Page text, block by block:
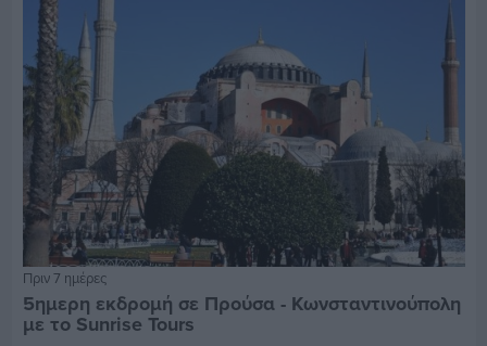
Πριν 7 ημέρες
5ημερη εκδρομή σε Προύσα - Κωνσταντινούπολη
με το Sunrise Tours